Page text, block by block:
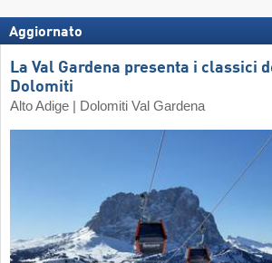
Aggiornato
La Val Gardena presenta i classici
Dolomiti
Alto Adige | Dolomiti Val Gardena